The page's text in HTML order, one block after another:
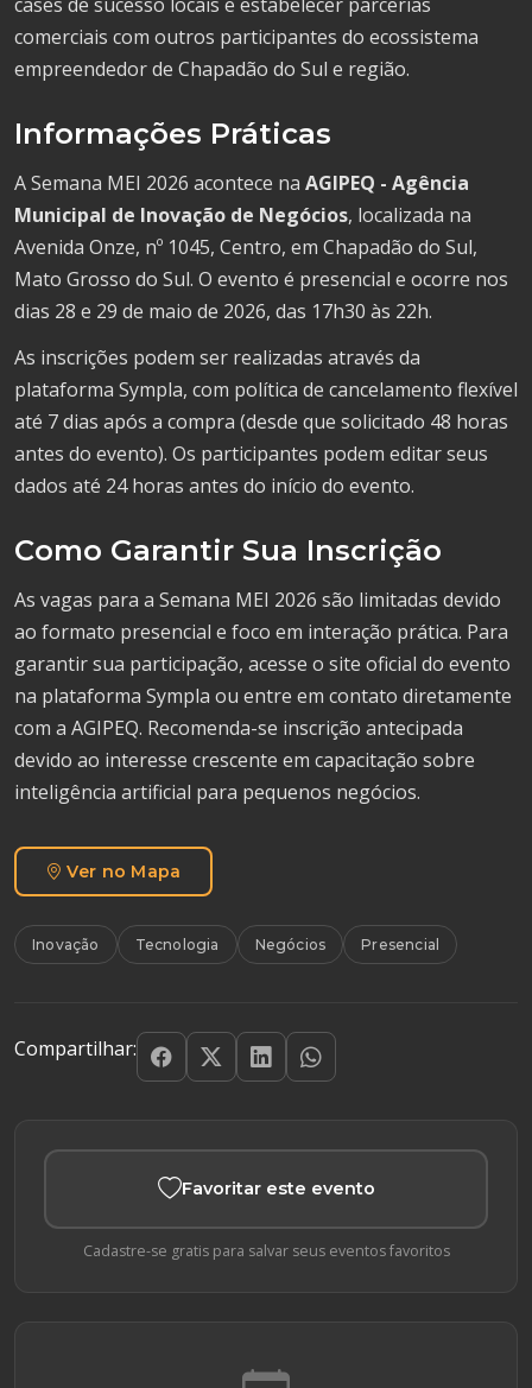
comerciais com outros participantes do ecossistema
empreendedor de Chapadão do Sul e região.
Informações Práticas
A Semana MEI 2026 acontece na AGIPEQ - Agência
Municipal de Inovação de Negócios, localizada na
Avenida Onze, nº 1045, Centro, em Chapadão do Sul,
Mato Grosso do Sul. O evento é presencial e ocorre nos
dias 28 e 29 de maio de 2026, das 17h30 às 22h.
As inscrições podem ser realizadas através da
plataforma Sympla, com política de cancelamento flexível
até 7 dias após a compra (desde que solicitado 48 horas
antes do evento). Os participantes podem editar seus
dados até 24 horas antes do início do evento.
Como Garantir Sua Inscrição
As vagas para a Semana MEI 2026 são limitadas devido
ao formato presencial e foco em interação prática. Para
garantir sua participação, acesse o site oficial do evento
na plataforma Sympla ou entre em contato diretamente
com a AGIPEQ. Recomenda-se inscrição antecipada
devido ao interesse crescente em capacitação sobre
inteligência artificial para pequenos negócios.
Ver no Mapa
Inovação Tecnologia Negócios Presencial
Compartilhar:
Favoritar este evento
Cadastre-se gratis para salvar seus eventos favoritos